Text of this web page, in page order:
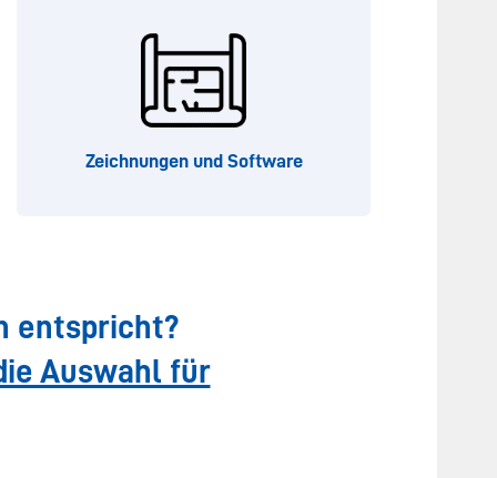
Zeichnungen und Software
entspricht?
Auswahl für